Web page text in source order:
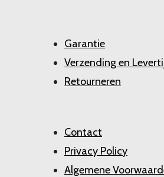
Garantie
Verzending en
Retourneren
Contact
Privacy Policy
Algemene